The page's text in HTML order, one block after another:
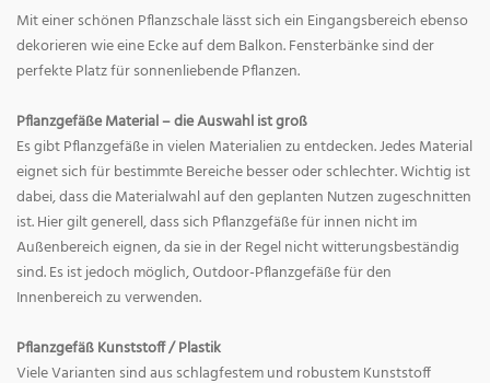
Mit einer schönen Pflanzschale lässt sich ein Eingangsbereich ebenso
dekorieren wie eine Ecke auf dem Balkon. Fensterbänke sind der
perfekte Platz für sonnenliebende Pflanzen.
Pflanzgefäße Material – die Auswahl ist groß
Es gibt Pflanzgefäße in vielen Materialien zu entdecken. Jedes Material
eignet sich für bestimmte Bereiche besser oder schlechter. Wichtig ist
dabei, dass die Materialwahl auf den geplanten Nutzen zugeschnitten
ist. Hier gilt generell, dass sich Pflanzgefäße für innen nicht im
Außenbereich eignen, da sie in der Regel nicht witterungsbeständig
sind. Es ist jedoch möglich, Outdoor-Pflanzgefäße für den
Innenbereich zu verwenden.
Pflanzgefäß Kunststoff / Plastik
Viele Varianten sind aus schlagfestem und robustem Kunststoff